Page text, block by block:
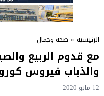
الرئيسية » صحة وجمال
مع قدوم الربيع
والذباب فيروس
12 مايو 2020